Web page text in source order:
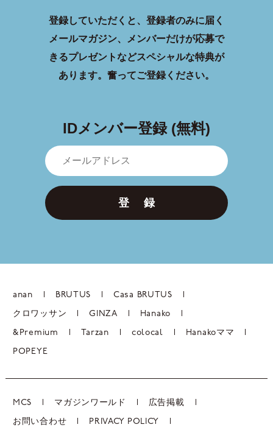
登録していただくと、登録者のみに届く
メールマガジン、メンバーだけが応募で
きるプレゼントなどスペシャルな特典が
あります。 奮ってご登録ください。
IDメンバー登録 (無料)
登 録
anan BRUTUS Casa BRUTUS
クロワッサン GINZA Hanako
&Premium Tarzan colocal Hanakoママ
POPEYE
MCS マガジンワールド 広告掲載
お問い合わせ PRIVACY POLICY